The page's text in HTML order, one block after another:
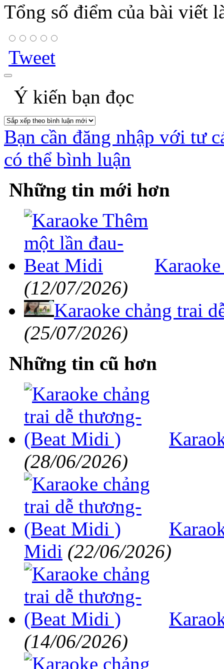
Tổng số điểm của bài viết
Tweet
Ý kiến bạn đọc
Bạn cần đăng nhập với tư
có thể bình luận
Những tin mới hơn
(12/07/2026)
Karaoke chảng trai
(25/07/2026)
Những tin cũ hơn
(28/06/2026)
Midi (22/06/2026)
(14/06/2026)